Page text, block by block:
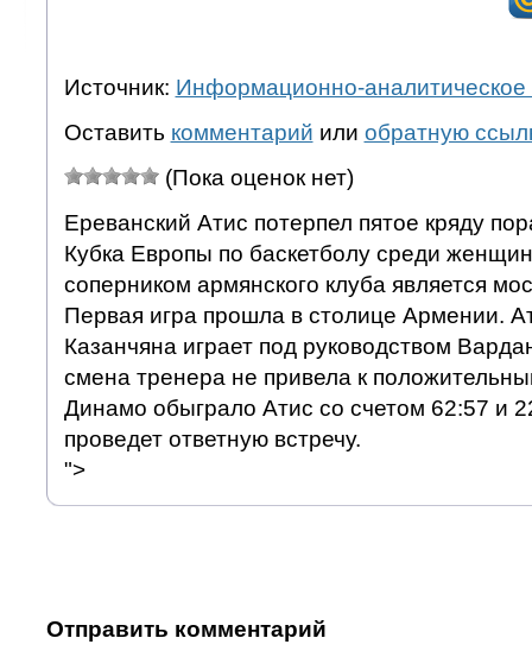
Источник: Информационно-аналитическое
Оставить комментарий или обратную
(Пока оценок нет)
Ереванский Атис потерпел пятое кряду
Кубка Европы по баскетболу среди
соперником армянского клуба является
Первая игра прошла в столице Армении.
Казанчяна играет под руководством
смена тренера не привела к
Динамо обыграло Атис со счетом 62:57 и
проведет ответную встречу.
">
Отправить комментарий